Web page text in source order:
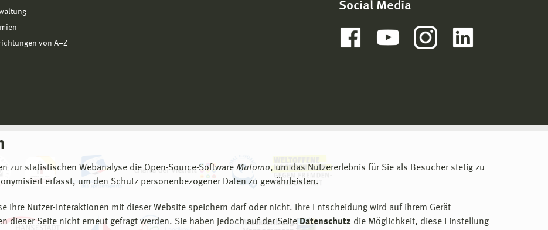
zur statistischen Webanalyse die Open-Source-Software Matomo, um das Nutzererlebnis für Sie als Besucher stetig zu
erfasst, um den Schutz personenbezogener Daten zu gewährleisten.
Ihre Nutzer-Interaktionen mit dieser Website speichern darf oder nicht. Ihre Entscheidung wird auf ihrem Gerät
dieser Seite nicht erneut gefragt werden. Sie haben jedoch auf der Seite Datenschutz die Möglichkeit, diese Einstellung
von A−Z
Social Media